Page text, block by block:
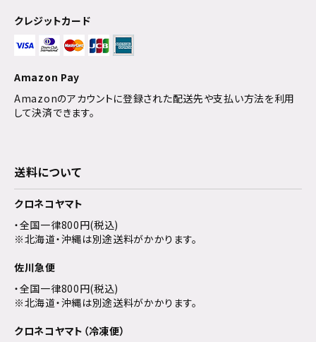
クレジットカード
Amazon Pay
Amazonのアカウントに登録された配送先や支払い方法を利用
して決済できます。
送料について
クロネコヤマト
・全国一律800円(税込)
※北海道・沖縄は別途送料がかかります。
佐川急便
・全国一律800円(税込)
※北海道・沖縄は別途送料がかかります。
クロネコヤマト（冷凍便）